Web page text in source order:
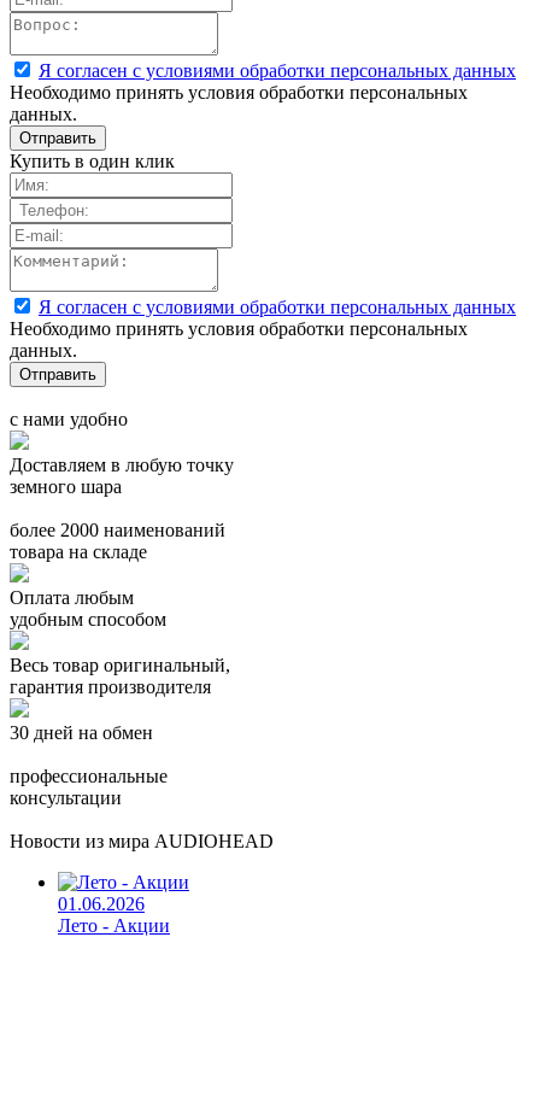
Я согласен с условиями обработки персональных данных
Необходимо принять условия обработки персональных
данных.
Купить в один клик
Я согласен с условиями обработки персональных данных
Необходимо принять условия обработки персональных
данных.
с нами удобно
Доставляем в любую точку
земного шара
более 2000 наименований
товара на складе
Оплата любым
удобным способом
Весь товар оригинальный,
гарантия производителя
30 дней на обмен
профессиональные
консультации
Новости из мира AUDIOHEAD
01.06.2026
Лето - Акции